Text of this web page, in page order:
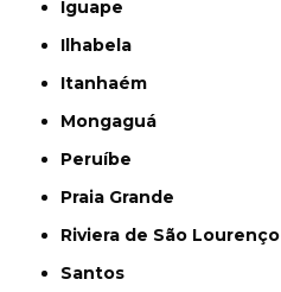
Iguape
Ilhabela
Itanhaém
Mongaguá
Peruíbe
Praia Grande
Riviera de São Lourenço
Santos